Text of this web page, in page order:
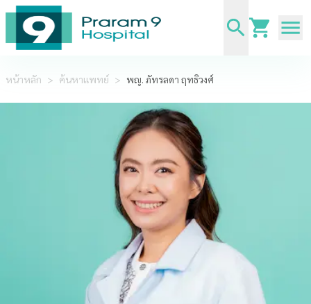
หน้าหลัก > ค้นหาแพทย์ > พญ. ภัทรลดา ฤทธิวงศ์